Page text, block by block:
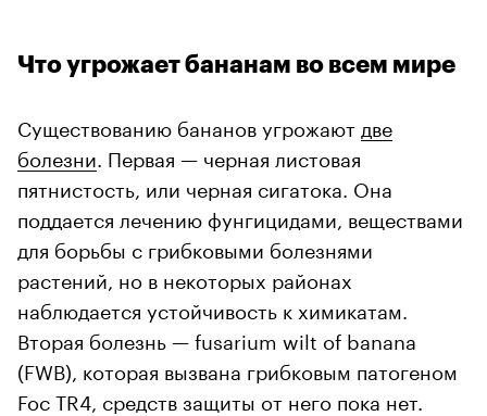
Что угрожает бананам во всем мире
00:00 00:00
Существованию бананов угрожают две
болезни . Первая — черная листовая
пятнистость, или черная сигатока. Она
поддается лечению фунгицидами, веществами
для борьбы с грибковыми болезнями
растений, но в некоторых районах
наблюдается устойчивость к химикатам.
Вторая болезнь — fusarium wilt of banana
(FWB), которая вызвана грибковым патогеном
Foc TR4, средств защиты от него пока нет.